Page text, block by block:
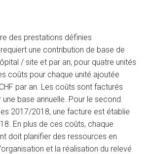
des prestations définies
une contribution de base de
/ site et par an, pour quatre unités
coûts pour chaque unité ajoutée
par an. Les coûts sont facturés
une base annuelle. Pour le second
2017/2018, une facture est établie
En plus de ces coûts, chaque
doit planifier des ressources en
et la réalisation du relevé